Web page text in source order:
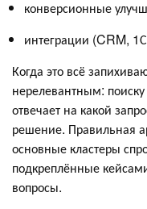
конверсионные
интеграции (CRM,
Когда это всё
нерелевантным:
отвечает на какой
решение. Правильная
основные кластеры
подкреплённые
вопросы.